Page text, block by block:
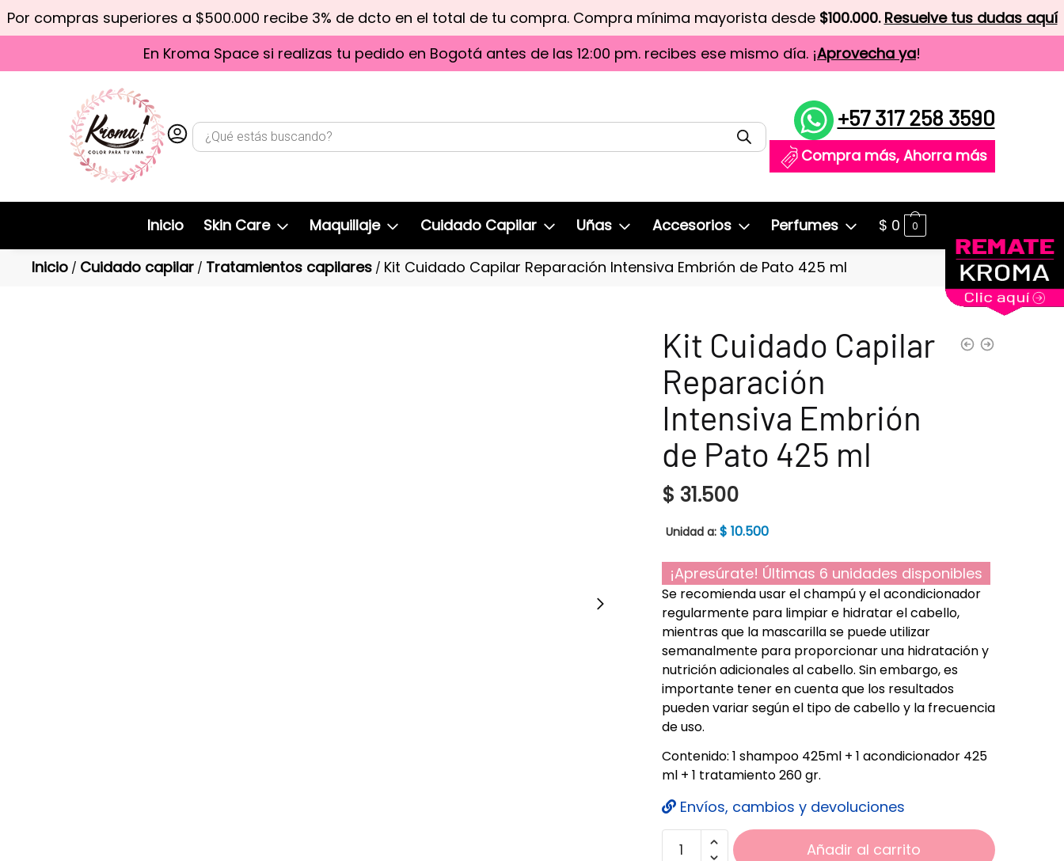
Por compras superiores a $500.000 recibe 3% de dcto en el total de tu compra. Compra mínima mayorista desde $100.000. Resuelve tus dudas aquí
En Kroma Space si realizas tu pedido en Bogotá antes de las 12:00 pm. recibes ese mismo día. ¡Aprovecha ya!
+57 317 258 3590
Compra más, Ahorra más
Inicio Skin Care Maquillaje Cuidado Capilar Uñas Accesorios Perfumes $ 0 0
Inicio / Cuidado capilar / Tratamientos capilares / Kit Cuidado Capilar Reparación Intensiva Embrión de Pato 425 ml
Kit Cuidado Capilar
Reparación
Intensiva Embrión
de Pato 425 ml
$ 31.500
Unidad a: $ 10.500
¡Apresúrate! Últimas 6 unidades disponibles
Se recomienda usar el champú y el acondicionador
regularmente para limpiar e hidratar el cabello,
mientras que la mascarilla se puede utilizar
semanalmente para proporcionar una hidratación y
nutrición adicionales al cabello. Sin embargo, es
importante tener en cuenta que los resultados
pueden variar según el tipo de cabello y la frecuencia
de uso.
Contenido: 1 shampoo 425ml + 1 acondicionador 425
ml + 1 tratamiento 260 gr.
Envíos, cambios y devoluciones
Añadir al carrito